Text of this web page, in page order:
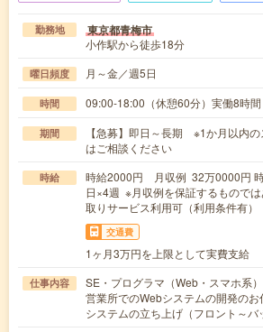
勤務地 東京都青梅市
小作駅から徒歩18分
曜日頻度 月～金／週5日
時間 09:00-18:00（休憩60分）実働8時
期間
【急募】即日～長期 ※1か月以内
はご相談ください
時給
時給2000円 月収例 32万0000円
日×4週 ※月収例を保証するもので
取りサービス利用可（利用条件有）
交通費
1ヶ月3万円を上限として実費支給
仕事内容
SE・プログラマ（Web・スマホ系）
営業所でのWebシステムの開発の
システムの立ち上げ（フロント～